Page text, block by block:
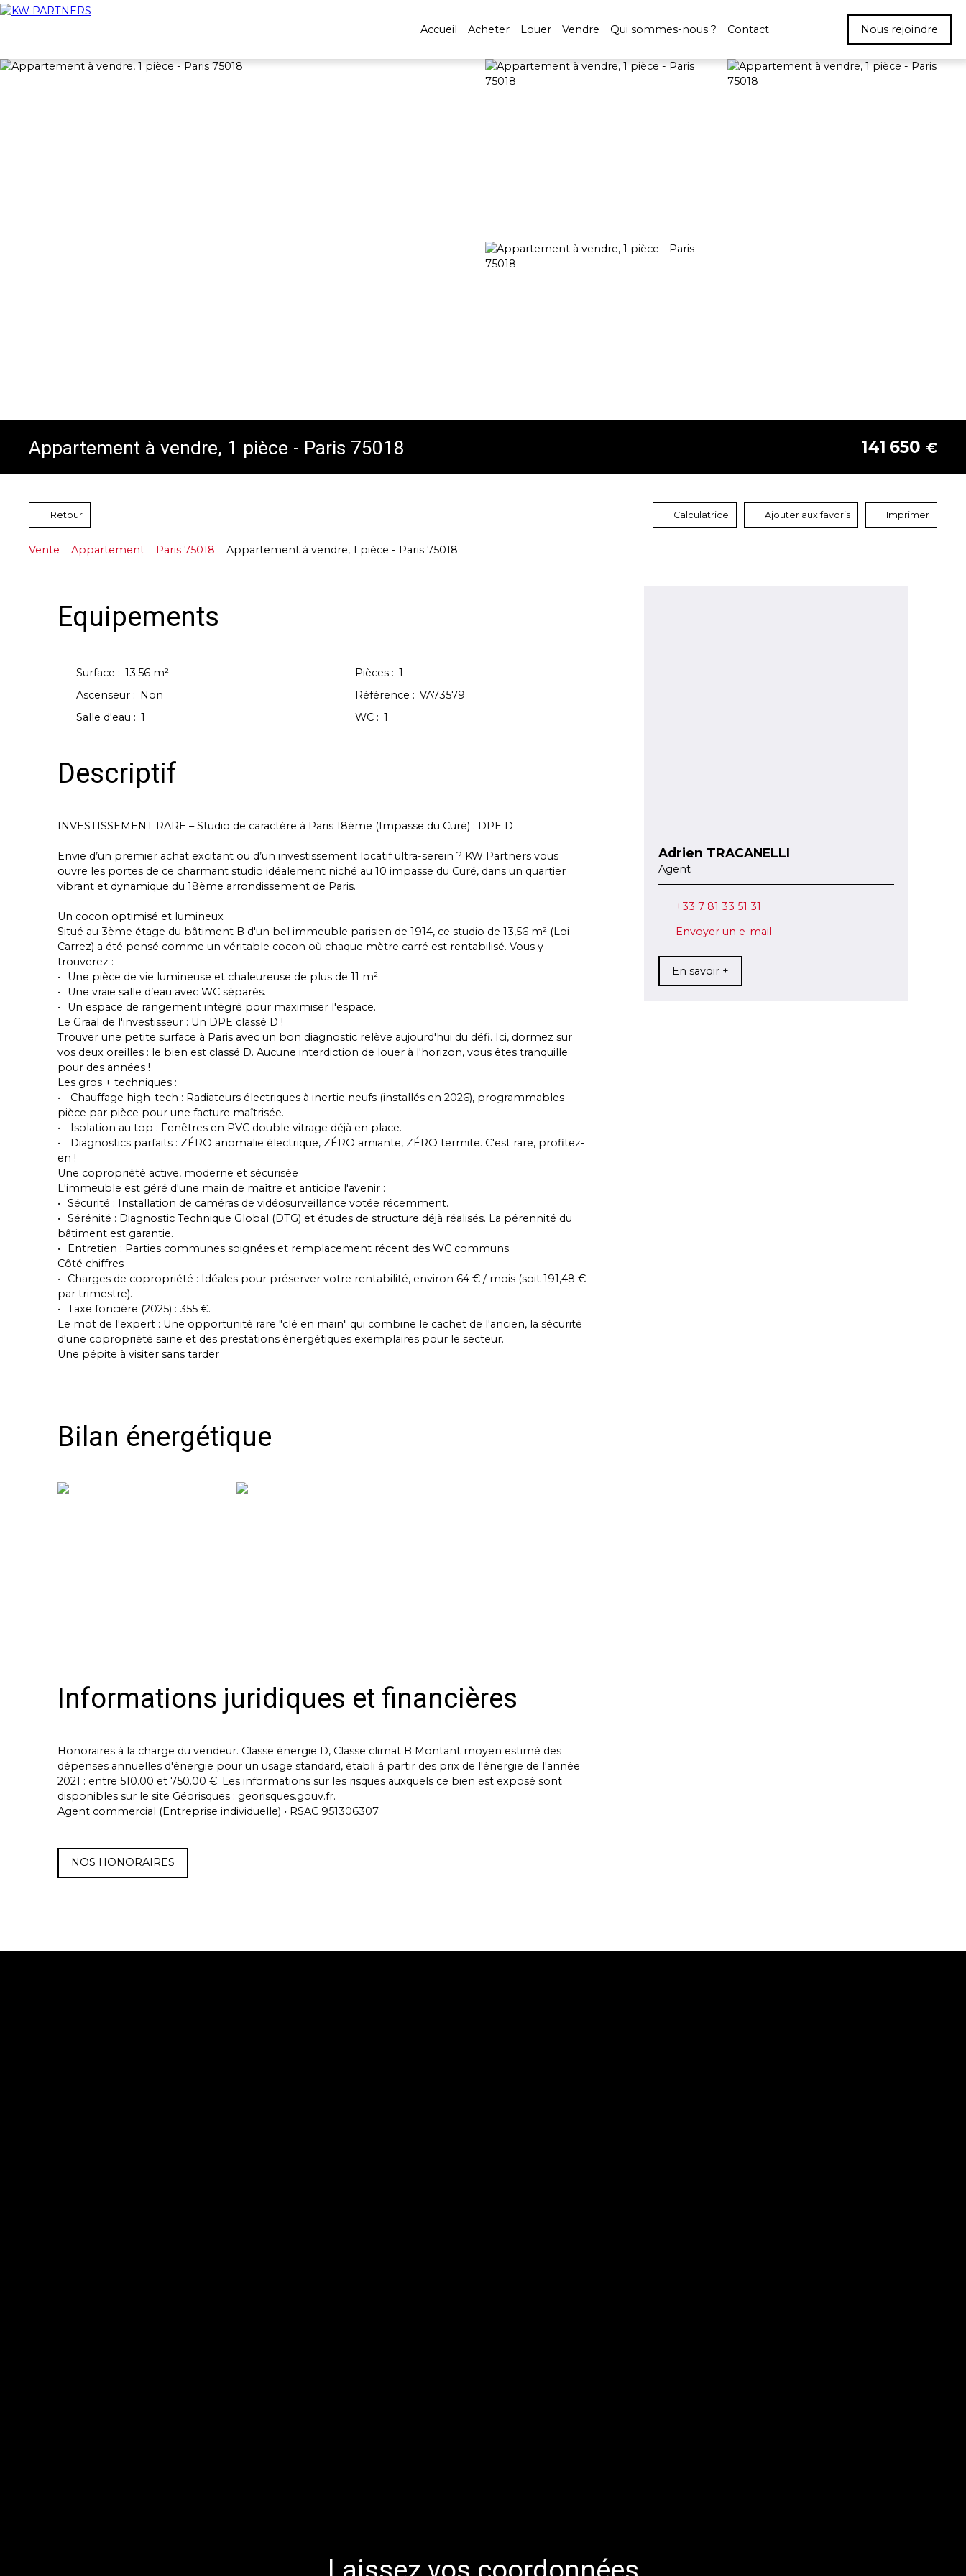
Accueil Acheter Louer Vendre Qui sommes-nous ? Contact Nous rejoindre
Appartement à vendre, 1 pièce - Paris 75018 141 650 €
Retour Calculatrice Ajouter aux favoris Imprimer
Vente Appartement Paris 75018 Appartement à vendre, 1 pièce - Paris 75018
Equipements
Surface : 13.56 m² Pièces : 1
Ascenseur : Non Référence : VA73579
Salle d'eau : 1 WC : 1
Descriptif
INVESTISSEMENT RARE – Studio de caractère à Paris 18ème (Impasse du Curé) : DPE D
Envie d’un premier achat excitant ou d’un investissement locatif ultra-serein ? KW Partners vous
ouvre les portes de ce charmant studio idéalement niché au 10 impasse du Curé, dans un quartier
vibrant et dynamique du 18ème arrondissement de Paris.
Un cocon optimisé et lumineux
Situé au 3ème étage du bâtiment B d'un bel immeuble parisien de 1914, ce studio de 13,56 m² (Loi
Carrez) a été pensé comme un véritable cocon où chaque mètre carré est rentabilisé. Vous y
trouverez :
Une pièce de vie lumineuse et chaleureuse de plus de 11 m².
Une vraie salle d’eau avec WC séparés.
Un espace de rangement intégré pour maximiser l'espace.
Le Graal de l'investisseur : Un DPE classé D !
Trouver une petite surface à Paris avec un bon diagnostic relève aujourd'hui du défi. Ici, dormez sur
vos deux oreilles : le bien est classé D. Aucune interdiction de louer à l'horizon, vous êtes tranquille
pour des années !
Les gros + techniques :
Chauffage high-tech : Radiateurs électriques à inertie neufs (installés en 2026), programmables
pièce par pièce pour une facture maîtrisée.
Isolation au top : Fenêtres en PVC double vitrage déjà en place.
Diagnostics parfaits : ZÉRO anomalie électrique, ZÉRO amiante, ZÉRO termite. C'est rare, profitez-
en !
Une copropriété active, moderne et sécurisée
L'immeuble est géré d'une main de maître et anticipe l'avenir :
Sécurité : Installation de caméras de vidéosurveillance votée récemment.
Sérénité : Diagnostic Technique Global (DTG) et études de structure déjà réalisés. La pérennité du
bâtiment est garantie.
Entretien : Parties communes soignées et remplacement récent des WC communs.
Côté chiffres
Charges de copropriété : Idéales pour préserver votre rentabilité, environ 64 € / mois (soit 191,48 €
par trimestre).
Taxe foncière (2025) : 355 €.
Le mot de l'expert : Une opportunité rare "clé en main" qui combine le cachet de l'ancien, la sécurité
d'une copropriété saine et des prestations énergétiques exemplaires pour le secteur.
Une pépite à visiter sans tarder
Bilan énergétique
Informations juridiques et financières
Honoraires à la charge du vendeur. Classe énergie D, Classe climat B Montant moyen estimé des
dépenses annuelles d'énergie pour un usage standard, établi à partir des prix de l'énergie de l'année
2021 : entre 510.00 et 750.00 €. Les informations sur les risques auxquels ce bien est exposé sont
disponibles sur le site Géorisques : georisques.gouv.fr.
Agent commercial (Entreprise individuelle) • RSAC 951306307
NOS HONORAIRES
Adrien TRACANELLI
Agent
+33 7 81 33 51 31
Envoyer un e-mail
En savoir +